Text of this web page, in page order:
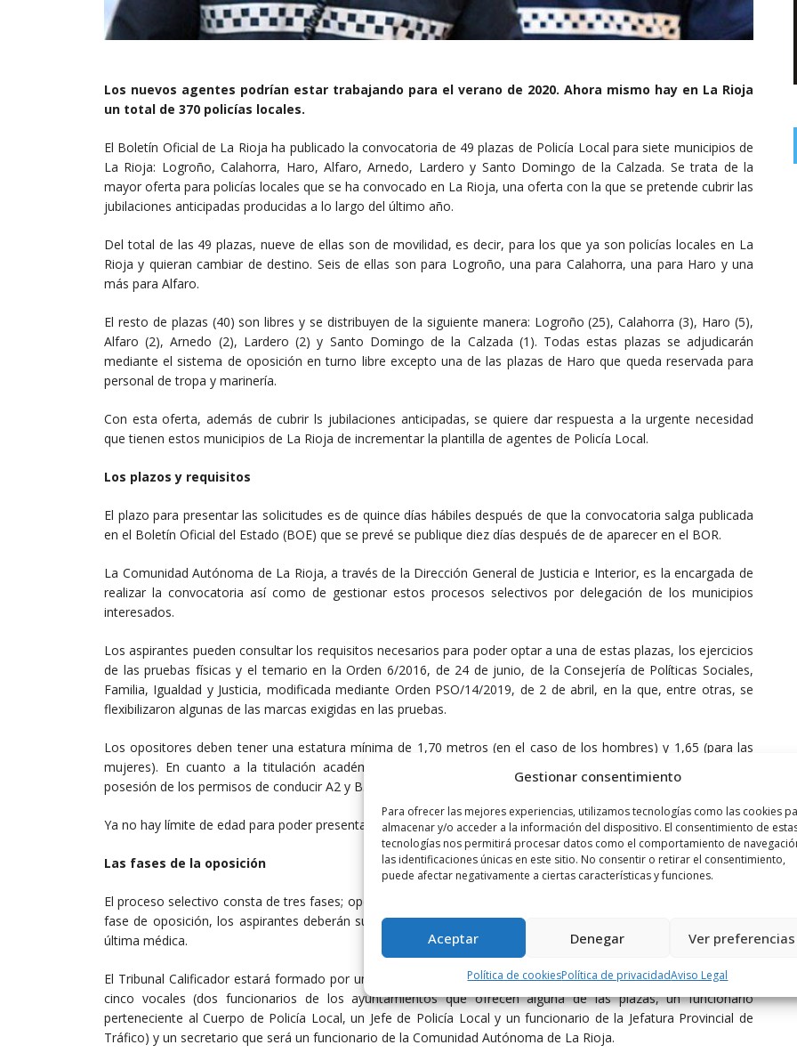
Gestionar consentimiento
Para ofrecer las mejores experiencias, utilizamos tecnologías como las cookies
almacenar y/o acceder a la información del dispositivo. El consentimiento de
tecnologías nos permitirá procesar datos como el comportamiento de
las identificaciones únicas en este sitio. No consentir o retirar el consentimiento,
puede afectar negativamente a ciertas características y funciones.
Aceptar Denegar Ver preferencias
Política de cookiesPolítica de privacidadAviso Legal
Los nuevos agentes podrían estar trabajando para el verano de 2020. Ahora mismo hay en La Rioja
un total de 370 policías locales.
El Boletín Oficial de La Rioja ha publicado la convocatoria de 49 plazas de Policía Local para siete municipios de
La Rioja: Logroño, Calahorra, Haro, Alfaro, Arnedo, Lardero y Santo Domingo de la Calzada. Se trata de la
mayor oferta para policías locales que se ha convocado en La Rioja, una oferta con la que se pretende cubrir las
jubilaciones anticipadas producidas a lo largo del último año.
Del total de las 49 plazas, nueve de ellas son de movilidad, es decir, para los que ya son policías locales en La
Rioja y quieran cambiar de destino. Seis de ellas son para Logroño, una para Calahorra, una para Haro y una
más para Alfaro.
El resto de plazas (40) son libres y se distribuyen de la siguiente manera: Logroño (25), Calahorra (3), Haro (5),
Alfaro (2), Arnedo (2), Lardero (2) y Santo Domingo de la Calzada (1). Todas estas plazas se adjudicarán
mediante el sistema de oposición en turno libre excepto una de las plazas de Haro que queda reservada para
personal de tropa y marinería.
Con esta oferta, además de cubrir ls jubilaciones anticipadas, se quiere dar respuesta a la urgente necesidad
que tienen estos municipios de La Rioja de incrementar la plantilla de agentes de Policía Local.
Los plazos y requisitos
El plazo para presentar las solicitudes es de quince días hábiles después de que la convocatoria salga publicada
en el Boletín Oficial del Estado (BOE) que se prevé se publique diez días después de de aparecer en el BOR.
La Comunidad Autónoma de La Rioja, a través de la Dirección General de Justicia e Interior, es la encargada de
realizar la convocatoria así como de gestionar estos procesos selectivos por delegación de los municipios
interesados.
Los aspirantes pueden consultar los requisitos necesarios para poder optar a una de estas plazas, los ejercicios
de las pruebas físicas y el temario en la Orden 6/2016, de 24 de junio, de la Consejería de Políticas Sociales,
Familia, Igualdad y Justicia, modificada mediante Orden PSO/14/2019, de 2 de abril, en la que, entre otras, se
flexibilizaron algunas de las marcas exigidas en las pruebas.
Los opositores deben tener una estatura mínima de 1,70 metros (en el caso de los hombres) y 1,65 (para las
mujeres). En cuanto a la titulación académica es necesario contar con Bachillerato o Técnico y estar en
posesión de los permisos de conducir A2 y B.
Ya no hay límite de edad para poder presentarse a las plazas de nuevo ingreso.
Las fases de la oposición
El proceso selectivo consta de tres fases; oposición, curso selectivo y periodo de prácticas en el municipio. En la
fase de oposición, los aspirantes deberán superar las pruebas físicas, psicotécnicas, una prueba teórica y una
última médica.
El Tribunal Calificador estará formado por un presidente (funcionario de la Comunidad Autónoma de La Rioja):
cinco vocales (dos funcionarios de los ayuntamientos que ofrecen alguna de las plazas, un funcionario
perteneciente al Cuerpo de Policía Local, un Jefe de Policía Local y un funcionario de la Jefatura Provincial de
Tráfico) y un secretario que será un funcionario de la Comunidad Autónoma de La Rioja.